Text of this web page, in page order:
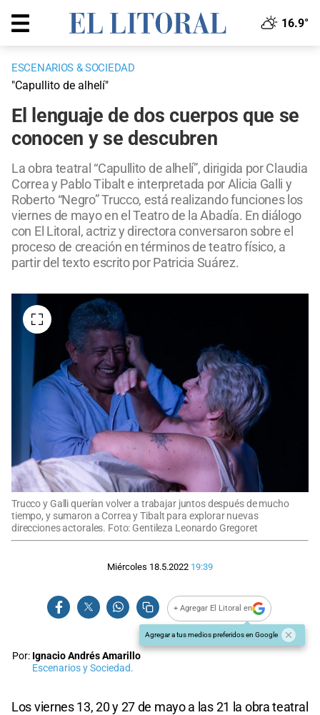
16.9°
ESCENARIOS & SOCIEDAD
"Capullito de alhelí"
El lenguaje de dos cuerpos que se
conocen y se descubren
La obra teatral “Capullito de alhelí”, dirigida por Claudia
Correa y Pablo Tibalt e interpretada por Alicia Galli y
Roberto “Negro” Trucco, está realizando funciones los
viernes de mayo en el Teatro de la Abadía. En diálogo
con El Litoral, actriz y directora conversaron sobre el
proceso de creación en términos de teatro físico, a
partir del texto escrito por Patricia Suárez.
Trucco y Galli querían volver a trabajar juntos después de mucho
tiempo, y sumaron a Correa y Tibalt para explorar nuevas
direcciones actorales. Foto: Gentileza Leonardo Gregoret
Miércoles 18.5.2022 19:39
+ Agregar El Litoral en
Agregar a tus medios preferidos en Google
Por: Ignacio Andrés Amarillo
Escenarios y Sociedad.
Los viernes 13, 20 y 27 de mayo a las 21 la obra teatral